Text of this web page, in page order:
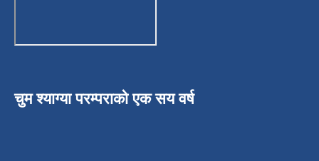
चुम श्याग्या परम्पराको एक सय वर्ष